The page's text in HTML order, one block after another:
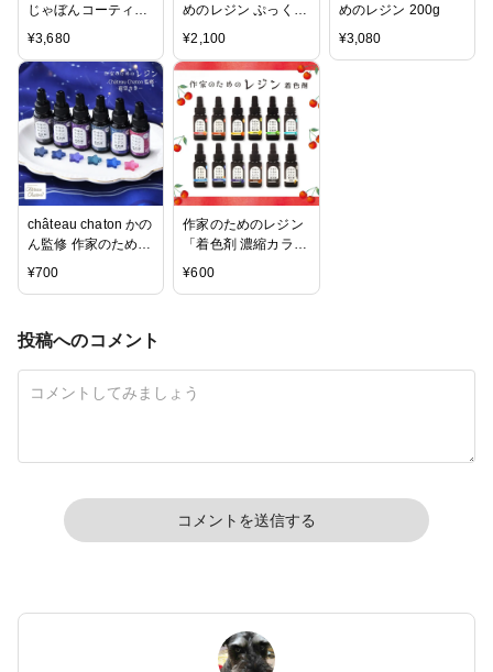
じゃぼんコーティン
グ どぼん液 200ml
遮光ケース付き
¥3,680
めのレジン ぷっくり
レジン 100g
¥2,100
めのレジン 200g
¥3,080
château chaton かの
ん監修 作家のための
レジン 「着色剤 濃
¥700
作家のためのレジン
「着色剤 濃縮カラー
レジン10g 定番12
¥600
投稿へのコメント
コメントを送信する